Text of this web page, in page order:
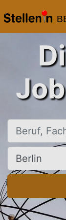
Beruf,
Ort, Stadt